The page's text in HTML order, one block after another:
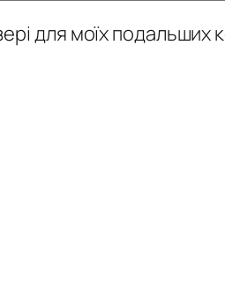
для моїх подальших